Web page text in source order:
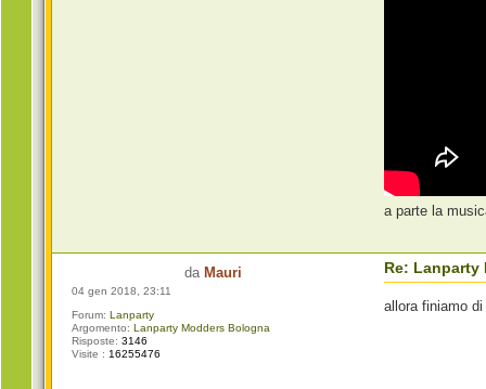
a parte la
da Mauri
04 gen 2018, 23:11
Forum: Lanparty
Argomento: Lanparty Modders Bologna
Risposte: 3146
Visite : 16255476
Re: Lanparty
allora finiamo